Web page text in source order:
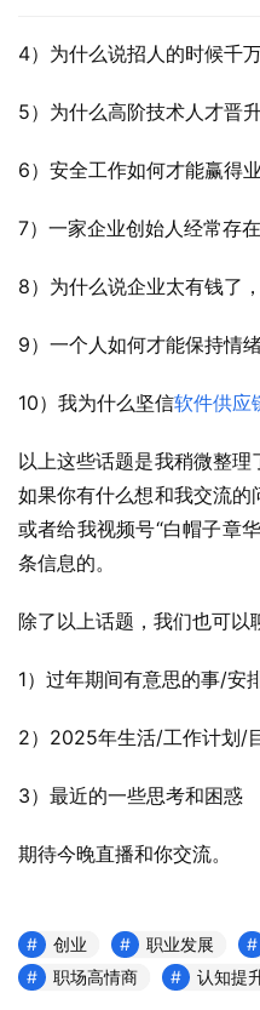
4）为什么说招人的时候千
5）为什么高阶技术人才晋
6）安全工作如何才能赢得
7）一家企业创始人经常存
8）为什么说企业太有钱了
9）一个人如何才能保持情
10）我为什么坚信软件供应
以上这些话题是我稍微整理
如果你有什么想和我交流的
或者给我视频号“白帽子章
条信息的。
除了以上话题，我们也可以
1）过年期间有意思的事/安
2）2025年生活/工作计划/
3）最近的一些思考和困惑
期待今晚直播和你交流。
创业 职业发展
职场高情商
认知提